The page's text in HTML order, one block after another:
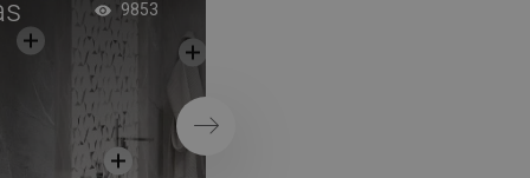
9853
Tęsti